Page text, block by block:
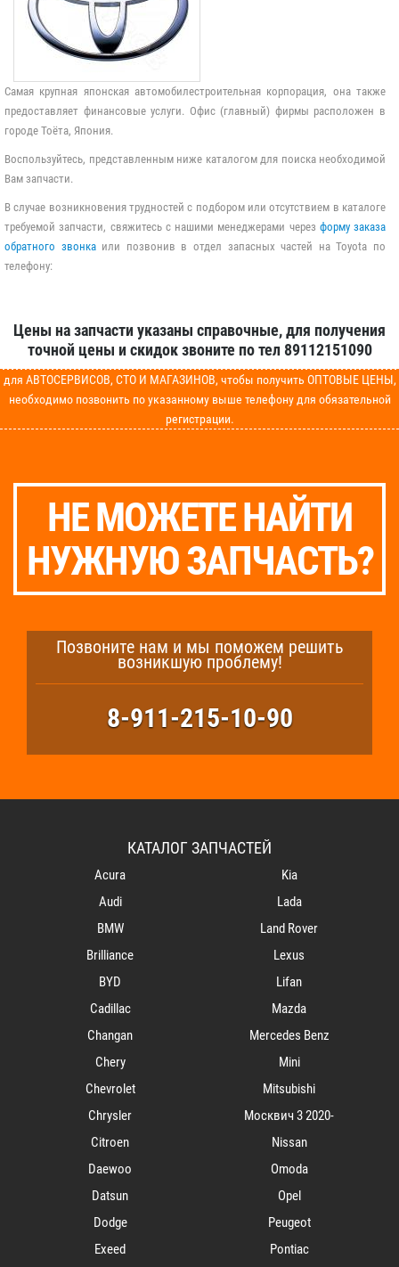
Самая крупная японская автомобилестроительная корпорация, она также
предоставляет финансовые услуги. Офис (главный) фирмы расположен в
городе Тоёта, Япония.
Воспользуйтесь, представленным ниже каталогом для поиска необходимой
Вам запчасти.
В случае возникновения трудностей с подбором или отсутствием в каталоге
требуемой запчасти, свяжитесь с нашими менеджерами через форму заказа
обратного звонкаили позвонив в отдел запасных частей на Toyota по
телефону:
Цены на запчасти указаны справочные, для получения
точной цены и скидок звоните по тел 89112151090
для АВТОСЕРВИСОВ, СТО И МАГАЗИНОВ, чтобы получить ОПТОВЫЕ ЦЕНЫ,
необходимо позвонить по указанному выше телефону для обязательной
регистрации.
НЕ МОЖЕТЕ НАЙТИ
НУЖНУЮ ЗАПЧАСТЬ?
Позвоните нам и мы поможем решить
возникшую проблему!
8-911-215-10-90
КАТАЛОГ ЗАПЧАСТЕЙ
Acura
Audi
BMW
Brilliance
BYD
Cadillac
Changan
Chery
Chevrolet
Chrysler
Citroen
Daewoo
Datsun
Dodge
Exeed
Kia
Lada
Land Rover
Lexus
Lifan
Mazda
Mercedes Benz
Mini
Mitsubishi
Mосквич 3 2020-
Nissan
Omoda
Opel
Peugeot
Pontiac